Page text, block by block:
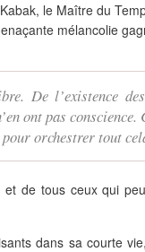
le Maître du
mélancolie
De l’existence
ont pas conscience.
orchestrer tout
et de tous ceux qui
dans sa courte